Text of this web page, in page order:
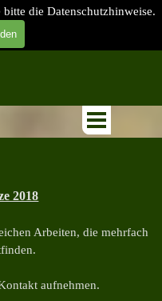
die Datenschutzhinweise.
Arnika, alte Apfelsorten,
2018
Arbeiten, die mehrfach
aufnehmen.